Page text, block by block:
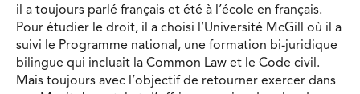
il a toujours parlé français et été à l’école en français.
Pour étudier le droit, il a choisi l’Université McGill où il a
suivi le Programme national, une formation bi-juridique
bilingue qui incluait la Common Law et le Code civil.
Mais toujours avec l’objectif de retourner exercer dans